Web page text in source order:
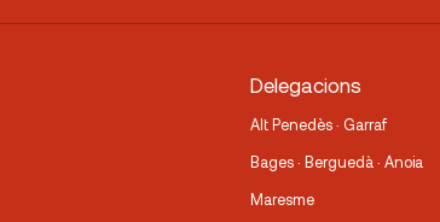
Delegacions
Alt Penedès · Garraf
Bages · Berguedà · Anoia
Maresme